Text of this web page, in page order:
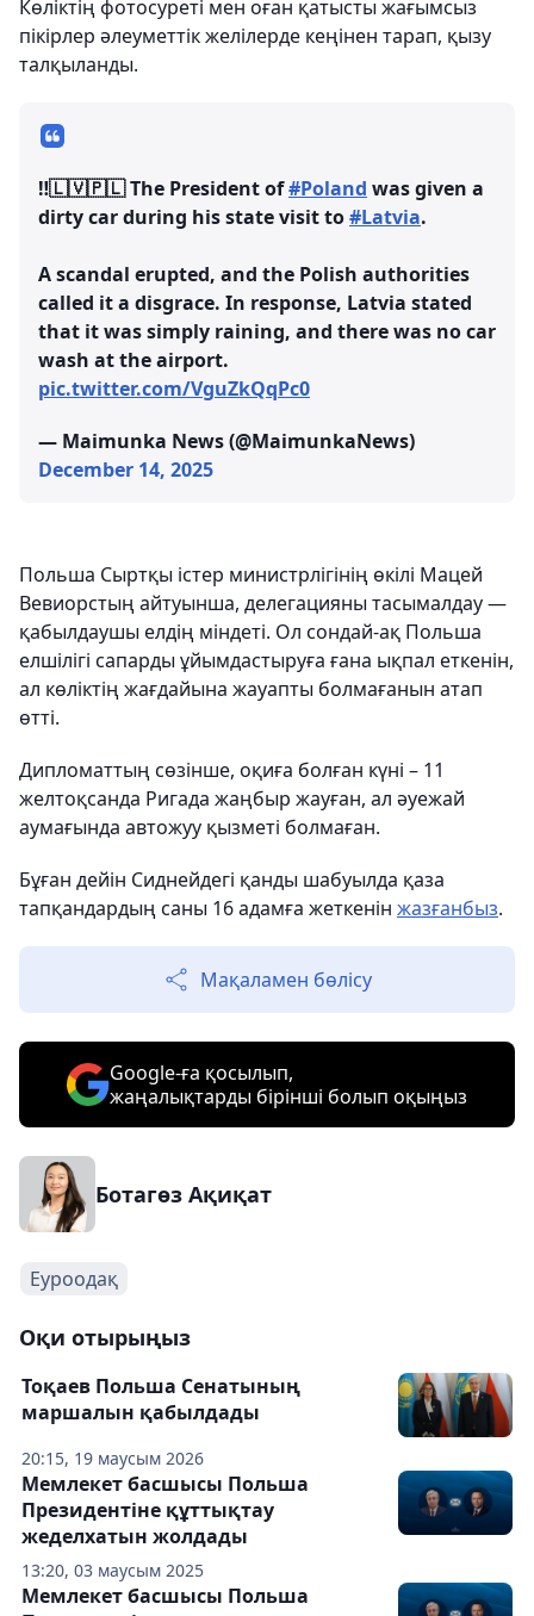
Көліктің фотосуреті мен оған қатысты жағымсыз
пікірлер әлеуметтік желілерде кеңінен тарап, қызу
талқыланды.
‼️🇱🇻🇵🇱 The President of#Poland was given a
dirty car during his state visit to#Latvia.
A scandal erupted, and the Polish authorities
called it a disgrace. In response, Latvia stated
that it was simply raining, and there was no car
wash at the airport.
pic.twitter.com/VguZkQqPc0
— Maimunka News (@MaimunkaNews)
December 14, 2025
Польша Сыртқы істер министрлігінің өкілі Мацей
Вевиорстың айтуынша, делегацияны тасымалдау —
қабылдаушы елдің міндеті. Ол сондай-ақ Польша
елшілігі сапарды ұйымдастыруға ғана ықпал еткенін,
ал көліктің жағдайына жауапты болмағанын атап
өтті.
Дипломаттың сөзінше, оқиға болған күні – 11
желтоқсанда Ригада жаңбыр жауған, ал әуежай
аумағында автожуу қызметі болмаған.
Бұған дейін Сиднейдегі қанды шабуылда қаза
тапқандардың саны 16 адамға жеткенін жазғанбыз.
Мақаламен бөлісу
Google-ға қосылып,
жаңалықтарды бірінші болып оқыңыз
Ботагөз Ақиқат
Еуроодақ
Оқи отырыңыз
20:15, 19 маусым 2026
Тоқаев Польша Сенатының
маршалын қабылдады
13:20, 03 маусым 2025
Мемлекет басшысы Польша
Президентіне құттықтау
жеделхатын жолдады
Мемлекет басшысы Польша